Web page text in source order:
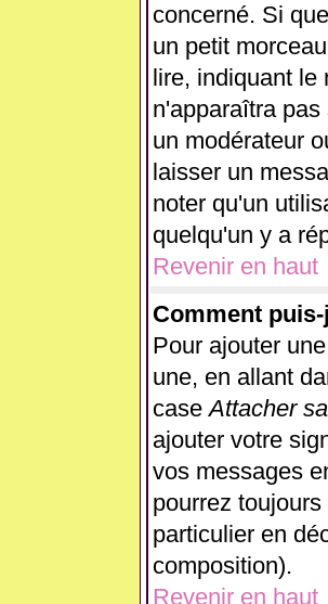
concerné. Si
un petit
lire, indiquant le
n'apparaîtra
un modérateur
laisser un
noter qu'un
quelqu'un y a
Revenir en haut
Comment
Pour ajouter
une, en allant
caseAttacher
ajouter votre
vos messages
pourrez
particulier en
composition).
Revenir en haut